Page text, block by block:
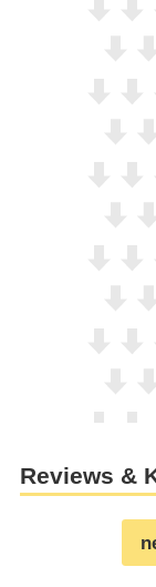
Reviews &